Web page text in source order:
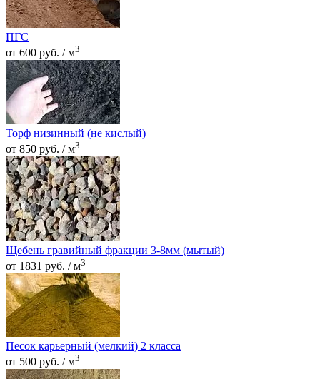
ПГС
от 600 руб. / м3
Торф низинный (не кислый)
от 850 руб. / м3
Щебень гравийный фракции 3-8мм (мытый)
от 1831 руб. / м3
Песок карьерный (мелкий) 2 класса
от 500 руб. / м3